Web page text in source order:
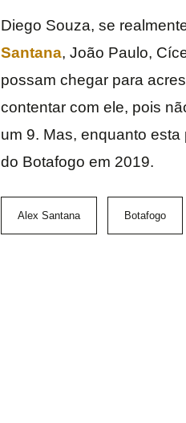
Diego Souza, se
Santana, João Paulo,
possam chegar para
contentar com ele, pois
um 9. Mas, enquanto
do Botafogo em 2019.
Alex Santana Botafogo